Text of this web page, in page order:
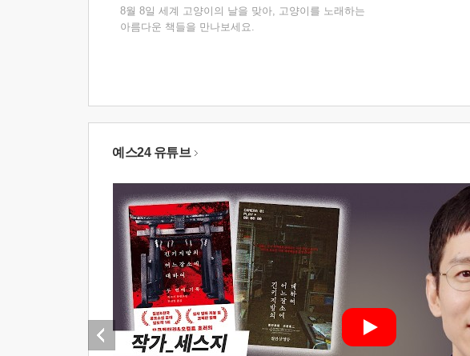
8월 8일 세계 고양이의 날을 맞아, 고양이를 노래하는
아름다운 책들을 만나보세요.
예스24 유튜브